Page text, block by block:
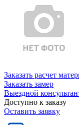
Заказать расчет
Заказать замер
Выездной
Доступно к заказу
Оставить заявку